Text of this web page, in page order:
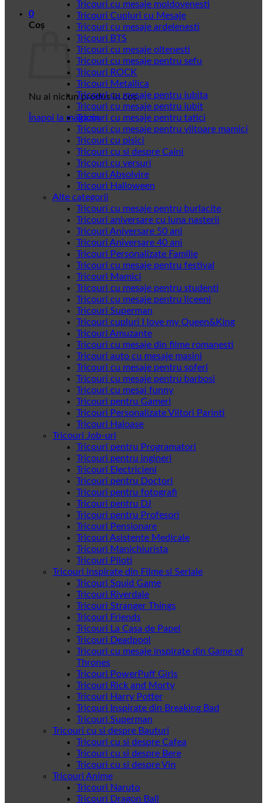
0
Coș
Nu ai niciun produs în coș.
Înapoi la magazin
Tricouri cu mesaje moldovenesti
Tricouri Cupluri cu Mesaje
Tricouri cu mesaje ardelenesti
Tricouri BTS
Tricouri cu mesaje oltenesti
Tricouri cu mesaje pentru sefu
Tricouri ROCK
Tricouri Metallica
Tricouri cu mesaje pentru iubita
Tricouri cu mesaje pentru iubit
Tricouri cu mesaje pentru tatici
Tricouri cu mesaje pentru viitoare mamici
Tricouri cu pisici
Tricouri cu si despre Caini
Tricouri cu versuri
Tricouri Absolvire
Tricouri Halloween
Alte categorii
Tricouri cu mesaje pentru burlacite
Tricouri aniversare cu luna nasterii
Tricouri Aniversare 50 ani
Tricouri Aniversare 40 ani
Tricouri Personalizate Familie
Tricouri cu mesaje pentru festival
Tricouri Mamici
Tricouri cu mesaje pentru studenti
Tricouri cu mesaje pentru liceeni
Tricouri Superman
Tricouri cupluri I love my Queen&King
Tricouri Amuzante
Tricouri cu mesaje din filme romanesti
Tricouri auto cu mesaje masini
Tricouri cu mesaje pentru soferi
Tricouri cu mesaje pentru barbosi
Tricouri cu mesaj funny
Tricouri pentru Gameri
Tricouri Personalizate Viitori Parinti
Tricouri Haioase
Tricouri Job-uri
Tricouri pentru Programatori
Tricouri pentru ingineri
Tricouri Electricieni
Tricouri pentru Doctori
Tricouri pentru fotografi
Tricouri pentru DJ
Tricouri pentru Profesori
Tricouri Pensionare
Tricouri Asistente Medicale
Tricouri Manichiurista
Tricouri Piloti
Tricouri inspirate din Filme si Seriale
Tricouri Squid Game
Tricouri Riverdale
Tricouri Stranger Things
Tricouri Friends
Tricouri La Casa de Papel
Tricouri Deadpool
Tricouri cu mesaje inspirate din Game of
Thrones
Tricouri PowerPuff Girls
Tricouri Rick and Morty
Tricouri Harry Potter
Tricouri Inspirate din Breaking Bad
Tricouri Superman
Tricouri cu si despre Bauturi
Tricouri cu si despre Cafea
Tricouri cu si despre Bere
Tricouri cu si despre Vin
Tricouri Anime
Tricouri Naruto
Tricouri Dragon Ball